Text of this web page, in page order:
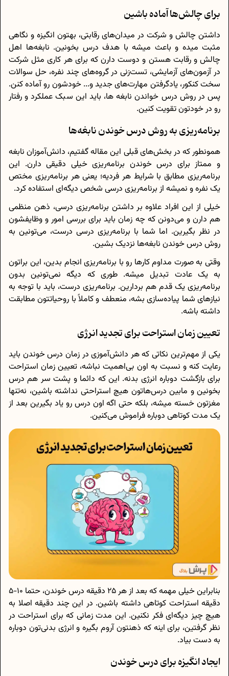
برای چالش‌ها آماده باشین
داشتن چالش و شرکت در میدان‌های رقابتی، بهتون انگیزه و نگاهی
مثبت میده و باعث میشه با هدف درس بخونین. نابغه‌ها اهل
چالش و رقابت هستن و دوست دارن که برای هر کاری مثل شرکت
در آزمون‌های آزمایشی، تست‌زنی در گروه‌های چند نفره، حل سوالات
سخت کنکور، یادگرفتن مهارت‌های جدید و... خودشون رو آماده کنن.
پس در روش درس خواندن نابغه ها، باید این سبک عملکرد و رفتار
رو در خودتون تقویت کنین.
برنامه‌ریزی به روش درس خوندن نابغه‌ها
همونطور که در بخش‌های قبلی این مقاله گفتیم، دانش‌آموزان نابغه
و ممتاز برای درس خوندن برنامه‌ریزی خیلی دقیقی دارن. این
برنامه‌ریزی مطابق با شرایط هر فردیه؛ یعنی هر برنامه‌ریزی مختص
یک نفره و نمیشه از برنامه‌ریزی درسی شخص دیگه‌ای استفاده کرد.
خیلی از این افراد علاوه بر داشتن برنامه‌ریزی درسی، ذهن منظمی
هم دارن و می‌دونن که چه زمان باید برای بررسی امور و وظایفشون
در نظر بگیرین. اما شما با برنامه‌ریزی درسی درست، می‌تونین به
روش درس خوندن نابغه‌ها نزدیک بشین.
وقتی به صورت مداوم کارها رو با برنامه‌ریزی انجام بدین، این براتون
به یک عادت تبدیل میشه. طوری که دیگه نمی‌تونین بدون
برنامه‌ریزی یک قدم هم بردارین. برنامه‌ریزی درست، باید با توجه به
نیازهای شما پیاده‌سازی بشه، منعطف و کاملاً با روحیاتتون مطابقت
داشته باشه.
تعیین زمان استراحت برای تجدید انرژی
یکی از مهم‌ترین نکاتی که هر دانش‌آموزی در زمان درس خوندن باید
رعایت کنه و نسبت به اون بی‌اهمیت نباشه، تعیین زمان استراحت
برای بازگشت دوباره انرژی بدنه. این که دائما و پشت سر هم درس
بخونین و مابین درس‌هاتون هیچ استراحتی نداشته باشین، نه‌تنها
مغزتون خسته میشه، بلکه حتی اگه اون درس رو یاد بگیرین بعد از
یک مدت کوتاهی دوباره فراموش می‌کنین.
بنابراین خیلی مهمه که بعد از هر 25 دقیقه درس خوندن، حتما 10-5
دقیقه استراحت کوتاهی داشته باشین. در این چند دقیقه اصلا به
هیچ چیز دیگه‌ای فکر نکنین. این مدت زمانی که برای استراحت در
نظر گرفتین، برای اینه که ذهنتون آروم بگیره و انرژی بدنی‌تون دوباره
به دست بیاد.
ایجاد انگیزه برای درس خوندن